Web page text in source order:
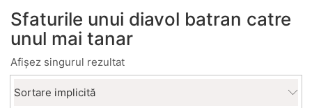
Sfaturile unui diavol batran catre
unul mai tanar
Afișez singurul rezultat
Sortare implicită